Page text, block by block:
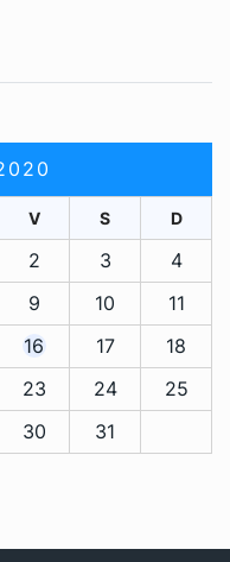
V S D
2 3
4
9 10
11
16 17
18
23 24
25
30
31